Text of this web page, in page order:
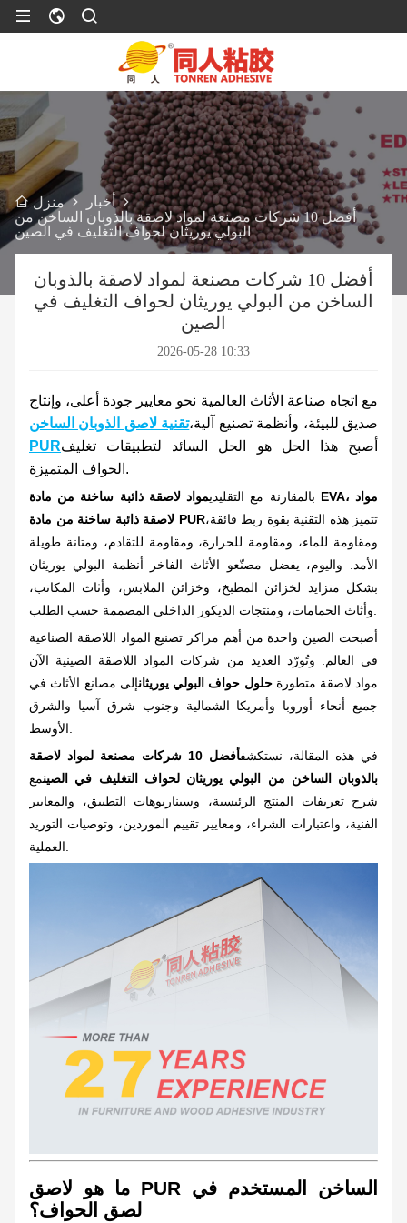
منزل
أخبار
أفضل 10 شركات مصنعة لمواد لاصقة بالذوبان الساخن من
البولي يوريثان لحواف التغليف في الصين
أفضل 10 شركات مصنعة لمواد لاصقة بالذوبان
الساخن من البولي يوريثان لحواف التغليف في
الصين
2026-05-28 10:33
مع اتجاه صناعة الأثاث العالمية نحو معايير جودة أعلى، وإنتاج
صديق للبيئة، وأنظمة تصنيع آلية،تقنية لاصق الذوبان الساخن
PURأصبح هذا الحل هو الحل السائد لتطبيقات تغليف
الحواف المتميزة.
بالمقارنة مع التقليديمواد لاصقة ذائبة ساخنة من مادة EVA، مواد
لاصقة ذائبة ساخنة من مادة PURتتميز هذه التقنية بقوة ربط فائقة،
ومقاومة للماء، ومقاومة للحرارة، ومقاومة للتقادم، ومتانة طويلة
الأمد. واليوم، يفضل مصنّعو الأثاث الفاخر أنظمة البولي يوريثان
بشكل متزايد لخزائن المطبخ، وخزائن الملابس، وأثاث المكاتب،
أصبحت الصين واحدة من أهم مراكز تصنيع المواد اللاصقة الصناعية
في العالم. وتُورّد العديد من شركات المواد اللاصقة الصينية الآن
مواد لاصقة متطورة.حلول حواف البولي يوريثانإلى مصانع الأثاث في
جميع أنحاء أوروبا وأمريكا الشمالية وجنوب شرق آسيا والشرق
في هذه المقالة، نستكشف
أفضل 10 شركات مصنعة لمواد لاصقة
بالذوبان الساخن من البولي يوريثان لحواف التغليف في الصينمع
شرح تعريفات المنتج الرئيسية، وسيناريوهات التطبيق، والمعايير
الفنية، واعتبارات الشراء، ومعايير تقييم الموردين، وتوصيات التوريد
ما هو لاصق PUR الساخن المستخدم في
لصق الحواف؟